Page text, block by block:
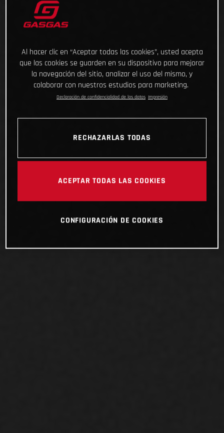
Al hacer clic en “Aceptar todas las cookies”, usted acepta
que las cookies se guarden en su dispositivo para mejorar
la navegación del sitio, analizar el uso del mismo, y
colaborar con nuestros estudios para marketing.
Declaración de confidencialidad de los datos Impresión
RECHAZARLAS TODAS
ACEPTAR TODAS LAS COOKIES
CONFIGURACIÓN DE COOKIES